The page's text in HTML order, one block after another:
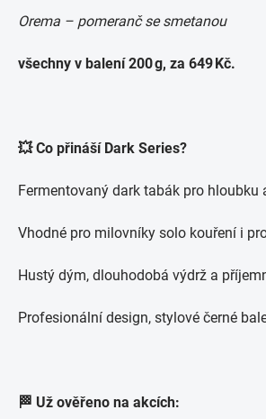
Orema – pomeranč se smetanou
všechny v balení 200 g, za 649 Kč.
💥 Co přináší Dark Series?
Fermentovaný dark tabák pro hloubku
Vhodné pro milovníky solo kouření i
Hustý dým, dlouhodobá výdrž a
Profesionální design, stylové černé
🏁 Už ověřeno na akcích: